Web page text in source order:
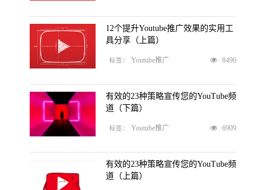
12个提升Youtube推广效果的实用工
具分享（上篇）
标签： Youtube推广 8496
有效的23种策略宣传您的YouTube频
道（下篇）
标签： Youtube推广 6909
有效的23种策略宣传您的YouTube频
道（上篇）